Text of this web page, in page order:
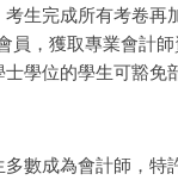
生完成所有考卷再
員，獲取專業會計
學位的學生可豁免
數成為會計師，特